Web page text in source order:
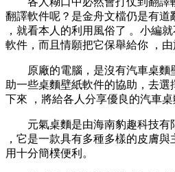
翻譯軟件呢？是金舟文檔仍是有道
，就看本人的利用風俗了  。小
軟件 ，而且情願把它保舉給你 ，
原廠的電腦，是沒有汽車桌麵壁
助一些桌麵壁紙軟件的協助 ，去選
下來 ，將給各人分享優良的汽車桌麵
元氣桌麵是由海南豹趣科技有限
，它是一款具有多種多樣的皮膚與主
用十分簡樸便利。